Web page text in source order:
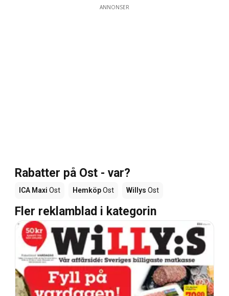
ANNONSER
Rabatter på Ost - var?
ICA Maxi Ost HemköpOst Willys Ost
Fler reklamblad i kategorin